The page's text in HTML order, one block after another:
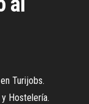
Turijobs.
Hostelería.